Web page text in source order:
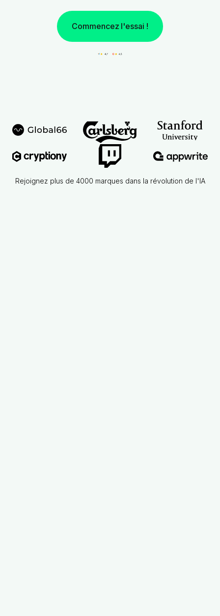
Commencez l'essai !
Rejoignez plus de 4000 marques dans la révolution de l'IA